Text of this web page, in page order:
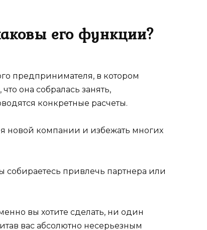
его функции?
предпринимателя, в котором
она собралась занять,
конкретные расчеты.
новой компании и избежать многих
собираетесь привлечь партнера или
вы хотите сделать, ни один
вас абсолютно несерьезным